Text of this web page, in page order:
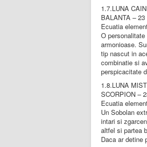
1.7.LUNA
BALANTA –
Ecuatia
O
armonioase.
tip nascut in
combinatie si
perspicacitate
1.8.LUNA
SCORPION –
Ecuatia
Un Sobolan
intari si
altfel si partea
Daca ar detine